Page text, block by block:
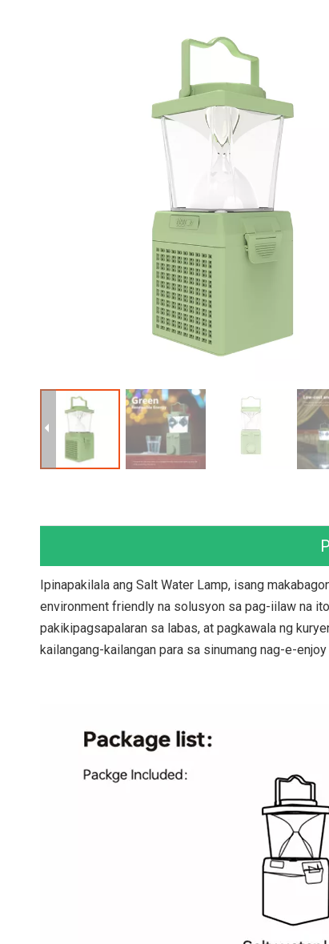
Ipinapakilala ang Salt Water Lamp, isang
environment friendly na solusyon sa pag-iilaw na
pakikipagsapalaran sa labas, at pagkawala ng
kailangang-kailangan para sa sinumang nag-e-